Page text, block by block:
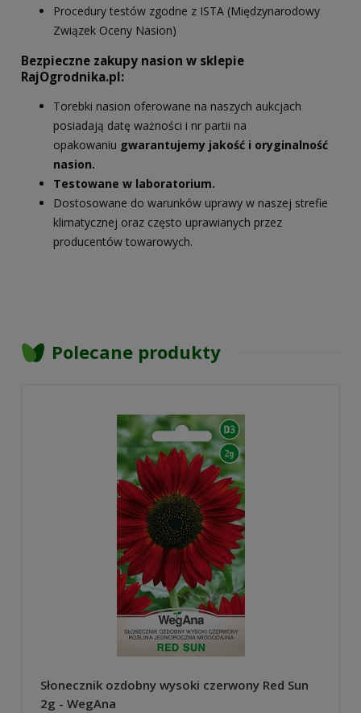
Procedury testów zgodne z ISTA (Międzynarodowy
Związek Oceny Nasion)
Bezpieczne zakupy nasion w sklepie
RajOgrodnika.pl:
Torebki nasion oferowane na naszych aukcjach
posiadają datę ważności i nr partii na
opakowaniu gwarantujemy jakość i oryginalność
nasion.
Testowane w laboratorium.
Dostosowane do warunków uprawy w naszej strefie
klimatycznej oraz często uprawianych przez
producentów towarowych.
Polecane produkty
Słonecznik ozdobny wysoki czerwony Red Sun
2g - WegAna